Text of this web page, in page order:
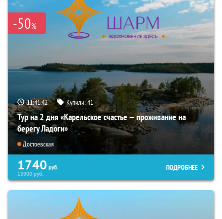
-50%
11:41:40 Купили:41
Тур на 2 дня «Карельское счастье — проживание на
берегу Ладоги»
Достоевская
1740 руб.
13900руб.
ПОДРОБНЕЕ